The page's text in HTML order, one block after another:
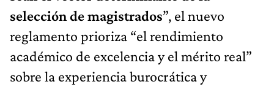
selección de magistrados”, el nuevo
reglamento prioriza “el rendimiento
académico de excelencia y el mérito real”
sobre la experiencia burocrática y